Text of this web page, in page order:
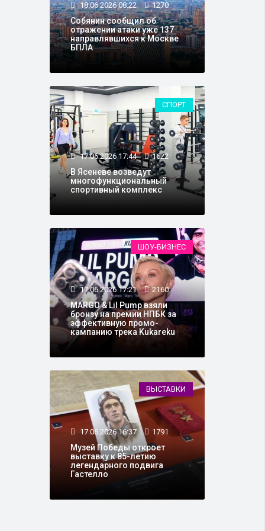
18.06.2026 08:22 1270
Собянин сообщил об
отражении атаки уже 137
направлявшихся к Москве
БПЛА
СПОРТ
17.06.2026 17:44 1622
В Ясеневе возведут
многофункциональный
спортивный комплекс
ШОУ-БИЗНЕС
17.06.2026 17:21 2160
MARGO & Lil Pump взяли
бронзу на премии НПБК за
эффективную промо-
кампанию трека Kukareku
ВЫСТАВКИ
17.06.2026 16:37 1791
Музей Победы откроет
выставку к 85-летию
легендарного подвига
Гастелло